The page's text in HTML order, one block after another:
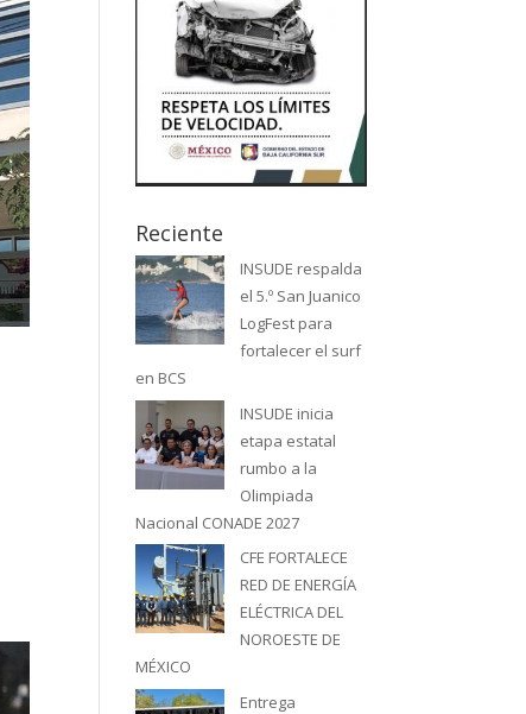
Reciente
INSUDE respalda
el 5.º San Juanico
LogFest para
fortalecer el surf
en BCS
INSUDE inicia
etapa estatal
rumbo a la
Olimpiada
Nacional CONADE 2027
CFE FORTALECE
RED DE ENERGÍA
ELÉCTRICA DEL
NOROESTE DE
MÉXICO
Entrega